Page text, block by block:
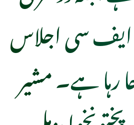
سی اجلاس
رہا ہے۔ مشیر